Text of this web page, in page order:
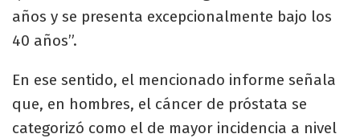
años y se presenta excepcionalmente bajo los
40 años”.
En ese sentido, el mencionado informe señala
que, en hombres, el cáncer de próstata se
categorizó como el de mayor incidencia a nivel